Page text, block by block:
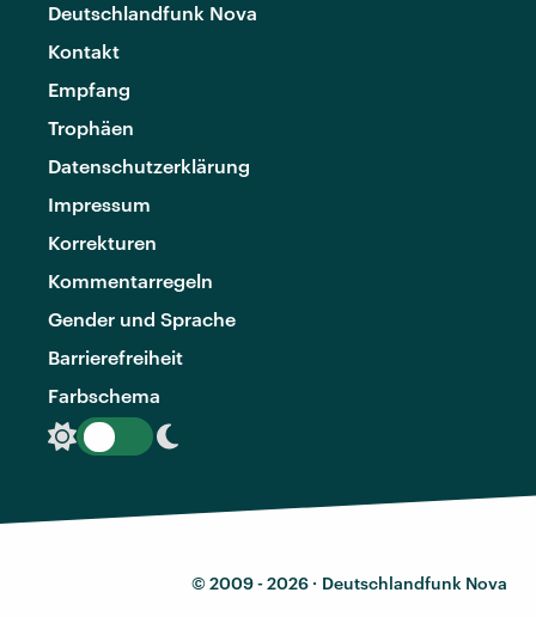
Deutschlandfunk Nova
Kontakt
Empfang
Trophäen
Datenschutzerklärung
Impressum
Korrekturen
Kommentarregeln
Gender und Sprache
Barrierefreiheit
Farbschema
© 2009 - 2026 · Deutschlandfunk Nova